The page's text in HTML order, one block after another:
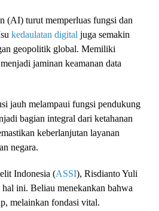
(AI) turut memperluas fungsi dan
kedaulatan digital juga semakin
geopolitik global. Memiliki
jaminan keamanan data
jauh melampaui fungsi pendukung
bagian integral dari ketahanan
keberlanjutan layanan
negara.
Indonesia (ASSI), Risdianto Yuli
ini. Beliau menekankan bahwa
melainkan fondasi vital.